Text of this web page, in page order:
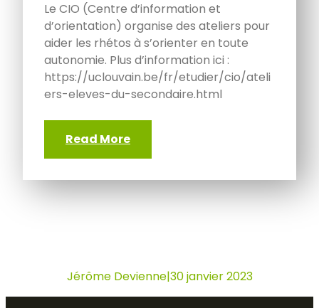
Le CIO (Centre d’information et
d’orientation) organise des ateliers pour
aider les rhétos à s’orienter en toute
autonomie. Plus d’information ici :
https://uclouvain.be/fr/etudier/cio/ateli
ers-eleves-du-secondaire.html
Read More
Jérôme Devienne|30 janvier 2023